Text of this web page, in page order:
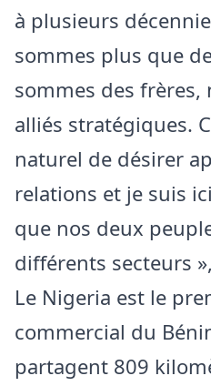
à plusieurs
sommes plus que
sommes des frères,
alliés stratégiques.
naturel de désirer
relations et je suis
que nos deux
différents secteurs
Le Nigeria est le
commercial du
partagent 809